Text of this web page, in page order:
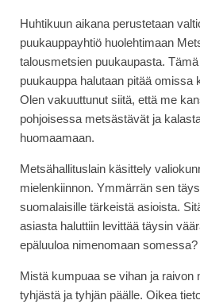
Huhtikuun aikana perustetaan
puukauppayhtiö huolehtimaan
talousmetsien puukaupasta.
puukauppa halutaan pitää
Olen vakuuttunut siitä, että me
pohjoisessa metsästävät ja
huomaamaan.
Metsähallituslain käsittely
mielenkiinnon. Ymmärrän sen
suomalaisille tärkeistä asioista.
asiasta haluttiin levittää täysin
epäluuloa nimenomaan somessa?
Mistä kumpuaa se vihan ja raivon
tyhjästä ja tyhjän päälle. Oikea